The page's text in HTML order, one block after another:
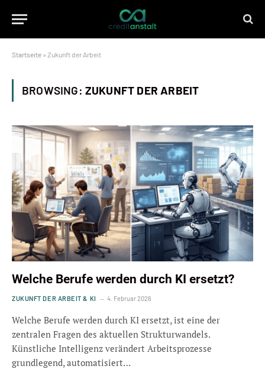
Startseite » Zukunft der Arbeit
BROWSING: ZUKUNFT DER ARBEIT
Welche Berufe werden durch KI ersetzt?
ZUKUNFT DER ARBEIT & KI 4. Februar 2026
Welche Berufe werden durch KI ersetzt, ist eine der
zentralen Fragen des aktuellen Strukturwandels.
Künstliche Intelligenz verändert Arbeitsprozesse
grundlegend, automatisiert…